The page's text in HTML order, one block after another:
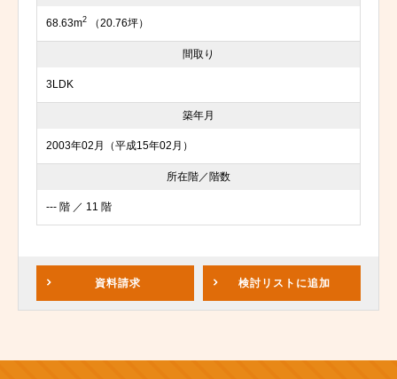
68.63m2 （20.76坪）
間取り
3LDK
築年月
2003年02月（平成15年02月）
所在階／階数
--- 階 ／ 11 階
資料請求 検討リスト に追加